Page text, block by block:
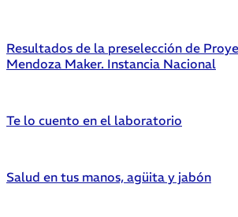
Resultados de la preselección de
Mendoza Maker. Instancia Nacional
Te lo cuento en el laboratorio
Salud en tus manos, agüita y jabón